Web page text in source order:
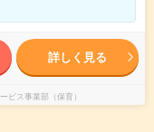
詳しく見る
ス事業部（保育）